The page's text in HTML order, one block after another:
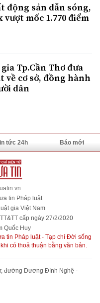
động sản dẫn sóng,
vượt mốc 1.770 điểm
Tp.Cần Thơ đưa
về cơ sở, đồng hành
dân
tức 24h Báo mới
tin Pháp luật
gia Việt Nam
cấp ngày 27/2/2020
Quốc Huy
tin Pháp luật - Tạp chí Đời sống
có thoả thuận bằng văn bản.
đường Dương Đình Nghệ -